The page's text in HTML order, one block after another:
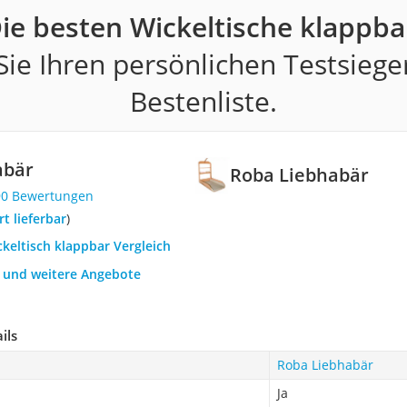
besten Wickeltische
Ihren persönlichen
Bestenliste.
Roba Liebhabär
Bewertungen
lieferbar)
klappbar Vergleich
weitere Angebote
Roba Liebhabär
Ja